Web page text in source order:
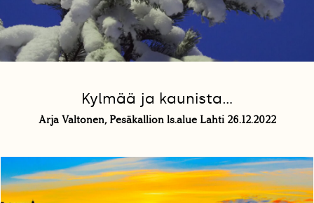
Kylmää ja kaunista...
Arja Valtonen, Pesäkallion ls.alue Lahti 26.12.2022